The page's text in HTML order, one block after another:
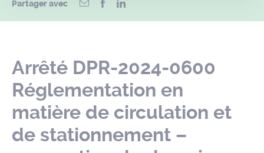
Partager avec
Arrêté DPR-2024-0600
Réglementation en
matière de circulation et
de stationnement –